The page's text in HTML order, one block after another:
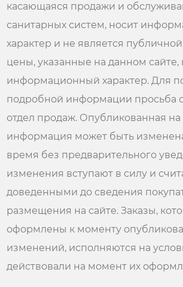
касающаяся продажи и
санитарных систем, носит
характер и не является
цены, указанные на данном сайте,
информационный характер. Для
подробной информации просьба
отдел продаж. Опубликованная
информация может быть
время без предварительного
изменения вступают в силу и
доведенными до сведения
размещения на сайте. Заказы,
оформлены к моменту
изменений, исполняются на
действовали на момент их